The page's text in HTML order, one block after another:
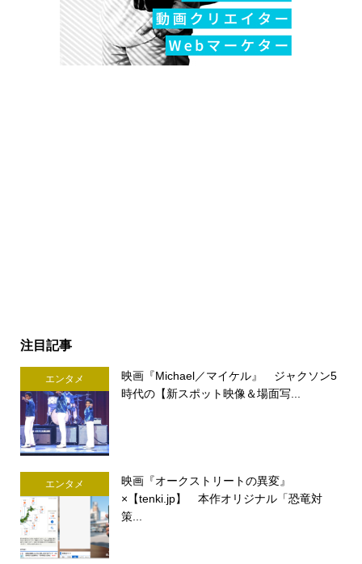
注目記事
エンタメ
映画『Michael／マイケル』 ジャクソン5
時代の【新スポット映像＆場面写...
エンタメ
映画『オークストリートの異変』
×【tenki.jp】 本作オリジナル「恐竜対
策...